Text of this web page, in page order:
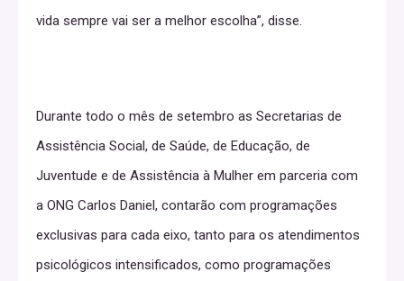
vida sempre vai ser a melhor escolha”, disse.
Durante todo o mês de setembro as Secretarias de
Assistência Social, de Saúde, de Educação, de
Juventude e de Assistência à Mulher em parceria com
a ONG Carlos Daniel, contarão com programações
exclusivas para cada eixo, tanto para os atendimentos
psicológicos intensificados, como programações